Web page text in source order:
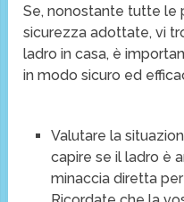
Se, nonostante tutte le
sicurezza adottate, vi
ladro in casa, è
in modo sicuro ed
Valutare la
capire se il ladro è
minaccia diretta